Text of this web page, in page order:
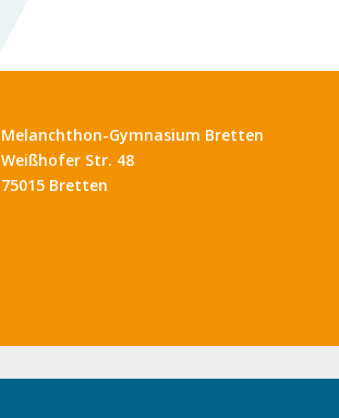
Melanchthon-Gymnasium Bretten
Weißhofer Str. 48
75015 Bretten